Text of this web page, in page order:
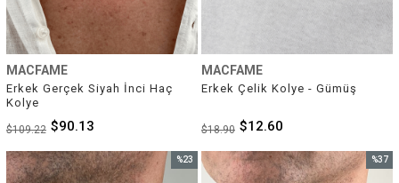
MACFAME
Erkek Gerçek Siyah İnci Haç
Kolye
$90.13
$109.22
MACFAME
Erkek Çelik Kolye - Gümüş
$12.60
$18.90
%23
%37
İndirim